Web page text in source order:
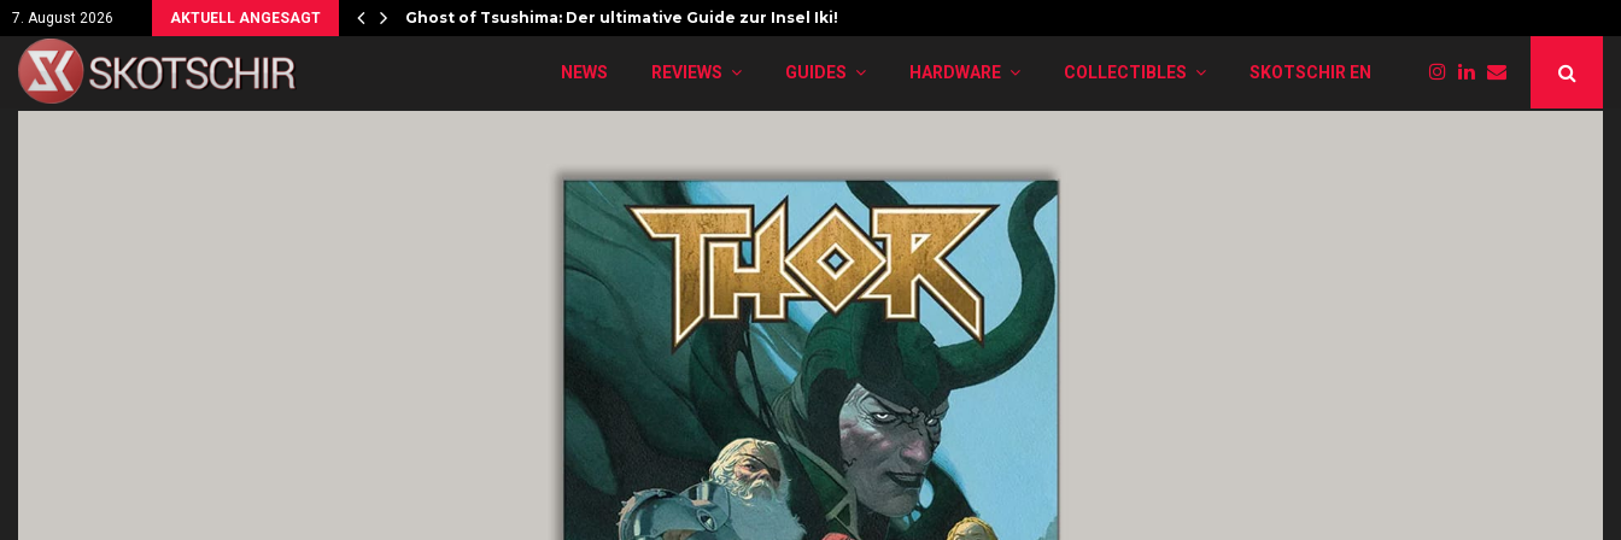
7. August 2026 AKTUELL ANGESAGT Ghost of Tsushima: Der ultimative Guide zur Insel Iki!
NEWS REVIEWS GUIDES HARDWARE COLLECTIBLES SKOTSCHIR EN